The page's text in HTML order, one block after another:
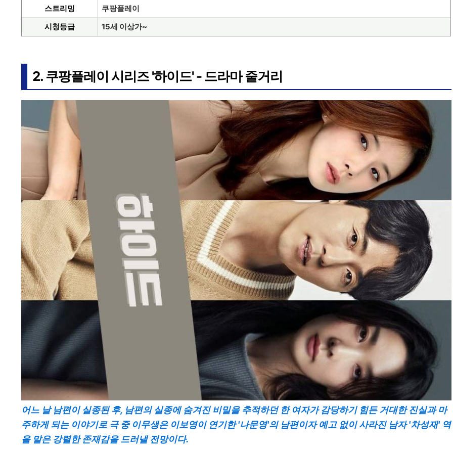
스트리밍
쿠팡플레이
시청등급
15세 이상가~
2. 쿠팡플레이 시리즈 '하이드' - 드라마 줄거리
어느 날 남편이 실종된 후, 남편의 실종에 숨겨진 비밀을 추적하던 한 여자가 감당하기 힘든 거대한 진실과 마
주하게 되는 이야기로 극 중 이무생은 이보영이 연기한 '나문영'의 남편이자 예고 없이 사라진 남자 '차성재' 역
을 맡은 강렬한 존재감을 드러낼 전망이다.